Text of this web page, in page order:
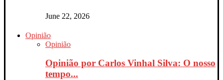
June 22, 2026
Opinião
Opinião
Opinião por Carlos Vinhal Silva: O nosso
tempo...